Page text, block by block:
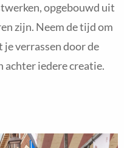
opgebouwd uit
zijn. Neem de tijd om
verrassen door de
iedere creatie.